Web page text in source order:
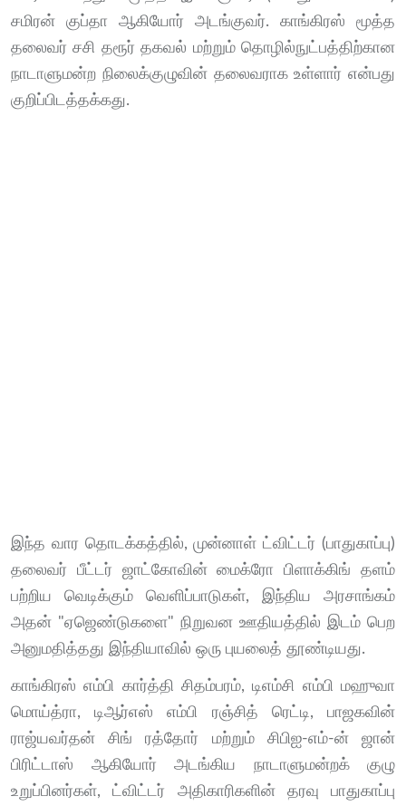
சமிரன் குப்தா ஆகியோர் அடங்குவர். காங்கிரஸ் மூத்த
தலைவர் சசி தரூர் தகவல் மற்றும் தொழில்நுட்பத்திற்கான
நாடாளுமன்ற நிலைக்குழுவின் தலைவராக உள்ளார் என்பது
குறிப்பிடத்தக்கது.
இந்த வார தொடக்கத்தில், முன்னாள் ட்விட்டர் (பாதுகாப்பு)
தலைவர் பீட்டர் ஜாட்கோவின் மைக்ரோ பிளாக்கிங் தளம்
பற்றிய வெடிக்கும் வெளிப்பாடுகள், இந்திய அரசாங்கம்
அதன் "ஏஜெண்டுகளை" நிறுவன ஊதியத்தில் இடம் பெற
அனுமதித்தது இந்தியாவில் ஒரு புயலைத் தூண்டியது.
காங்கிரஸ் எம்பி கார்த்தி சிதம்பரம், டிஎம்சி எம்பி மஹுவா
மொய்த்ரா, டிஆர்எஸ் எம்பி ரஞ்சித் ரெட்டி, பாஜகவின்
ராஜ்யவர்தன் சிங் ரத்தோர் மற்றும் சிபிஐ-எம்-ன் ஜான்
பிரிட்டாஸ் ஆகியோர் அடங்கிய நாடாளுமன்றக் குழு
உறுப்பினர்கள், ட்விட்டர் அதிகாரிகளின் தரவு பாதுகாப்பு